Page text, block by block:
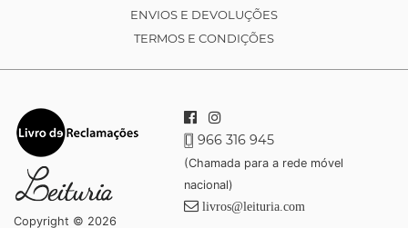
ENVIOS E DEVOLUÇÕES
TERMOS E CONDIÇÕES
Copyright © 2026
966 316 945
(Chamada para a rede móvel
nacional)
livros@leituria.com